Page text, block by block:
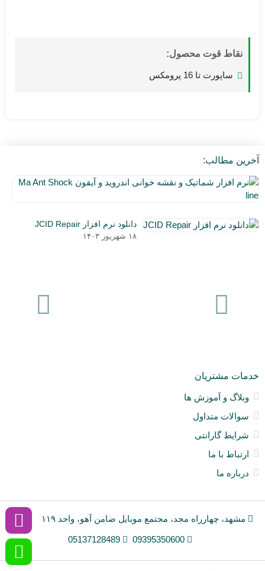
نقاط قوت محصول:
ساپورت تا 16 پرومکس
آخرین مطالب:
دانلود نرم افزار JCID Repair
۱۸ شهریور ۱۴۰۳
خدمات مشتریان
وبلاگ و آموزش ها
سوالات متداول
شرایط گارانتی
ارتباط با ما
درباره ما
مشهد، چهارراه مجد، مجتمع موبایل ضامن آهو، واحد ۱۱۹
09395350600
05137128489